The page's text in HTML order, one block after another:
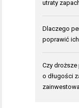
utraty
Dlaczego
poprawić
Czy
o długości